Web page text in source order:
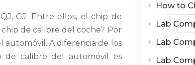
How to Choose a Thermal Cycling
Lab Companion TC Series Rapid
Lab Companion TC Series
Lab Companion TC Thermal Cycle vs
GJ. Entre ellos, el chip de
de calibre del coche? Por
A diferencia de los
de calibre del automóvil es